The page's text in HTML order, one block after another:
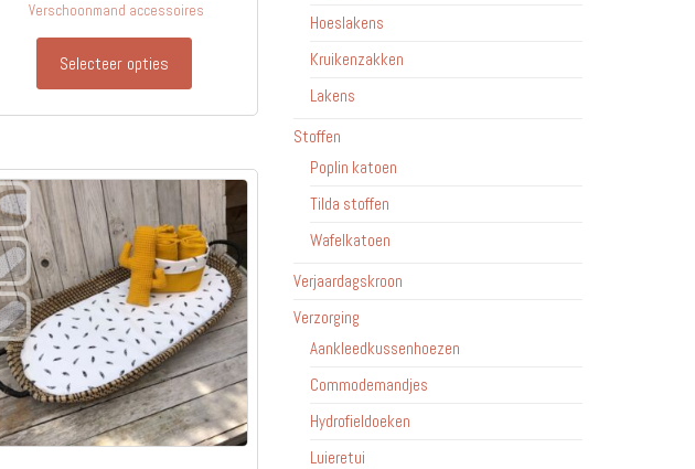
Verschoonmand accessoires
Selecteer opties
Hoeslakens
Kruikenzakken
Lakens
Stoffen
Poplin katoen
Tilda stoffen
Wafelkatoen
Verjaardagskroon
Verzorging
Aankleedkussenhoezen
Commodemandjes
Hydrofieldoeken
Luieretui